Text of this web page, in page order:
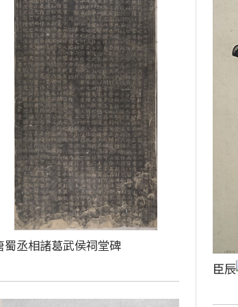
蜀丞相諸葛武侯祠堂碑
臣辰